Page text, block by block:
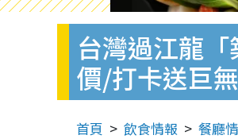
台灣過江龍
價/打卡送巨
首頁 飲食情報 餐廳